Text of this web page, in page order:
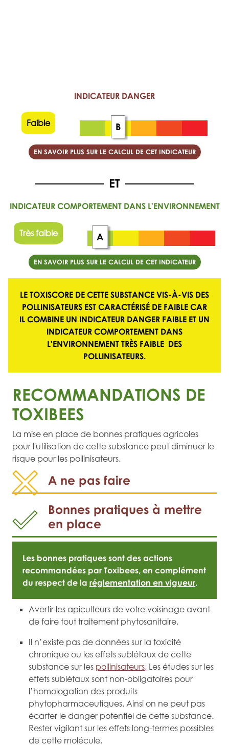
INDICATEUR DANGER
Faible B
EN SAVOIR PLUS SUR LE CALCUL DE CET INDICATEUR
INDICATEUR COMPORTEMENT DANS L'ENVIRONNEMENT
Très faible A
EN SAVOIR PLUS SUR LE CALCUL DE CET INDICATEUR
LE TOXISCORE DE CETTE SUBSTANCE VIS-À-VIS DES
POLLINISATEURS EST CARACTÉRISÉ DE FAIBLE CAR
IL COMBINE UN INDICATEUR DANGER FAIBLE ET UN
INDICATEUR COMPORTEMENT DANS
L'ENVIRONNEMENT TRÈS FAIBLE DES
POLLINISATEURS.
RECOMMANDATIONS DE
TOXIBEES
La mise en place de bonnes pratiques agricoles
pour l'utilisation de cette substance peut diminuer le
risque pour les pollinisateurs.
A ne pas faire
Bonnes pratiques à mettre
en place
Les bonnes pratiques sont des actions
recommandées par Toxibees, en complément
du respect de la réglementation en vigueur.
Avertir les apiculteurs de votre voisinage avant
de faire tout traitement phytosanitaire.
Il n’existe pas de données sur la toxicité
chronique ou les effets sublétaux de cette
substance sur les pollinisateurs. Les études sur les
effets sublétaux sont non-obligatoires pour
l’homologation des produits
phytopharmaceutiques. Ainsi on ne peut pas
écarter le danger potentiel de cette substance.
Rester vigilant sur les effets long-termes possibles
de cette molécule.